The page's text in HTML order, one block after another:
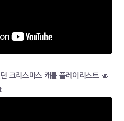
크리스마스 캐롤 플레이리스트 🎄